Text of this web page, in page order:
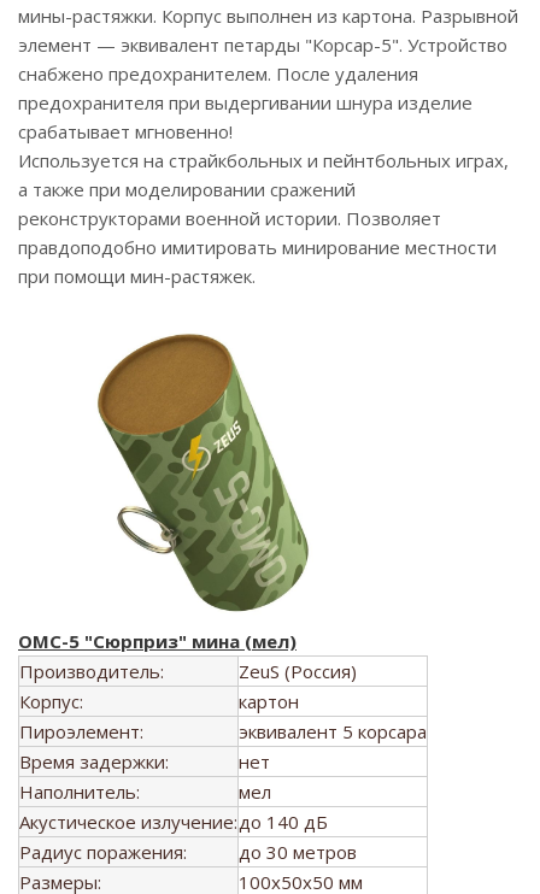
мины-растяжки. Корпус выполнен из картона. Разрывной
элемент — эквивалент петарды "Корсар-5". Устройство
снабжено предохранителем. После удаления
предохранителя при выдергивании шнура изделие
срабатывает мгновенно!
Используется на страйкбольных и пейнтбольных играх,
а также при моделировании сражений
реконструкторами военной истории. Позволяет
правдоподобно имитировать минирование местности
при помощи мин-растяжек.
ОМС-5 "Сюрприз" мина (мел)
Производитель:
ZeuS (Россия)
Корпус:
картон
Пироэлемент:
эквивалент 5 корсара
Время задержки:
нет
Наполнитель:
мел
Акустическое излучение:до 140 дБ
Радиус поражения:
до 30 метров
Размеры:
100x50x50 мм